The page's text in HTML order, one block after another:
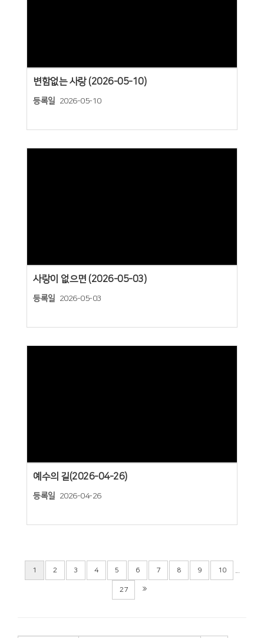
변함없는 사랑 (2026-05-10)
등록일 2026-05-10
사랑이 없으면 (2026-05-03)
등록일 2026-05-03
예수의 길(2026-04-26)
등록일 2026-04-26
1 2 3 4 5 6 7 8 9 10
27